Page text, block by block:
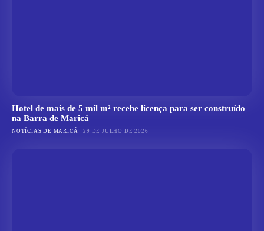
Hotel de mais de 5 mil m² recebe licença para ser construído
na Barra de Maricá
NOTÍCIAS DE MARICÁ 29 DE JULHO DE 2026